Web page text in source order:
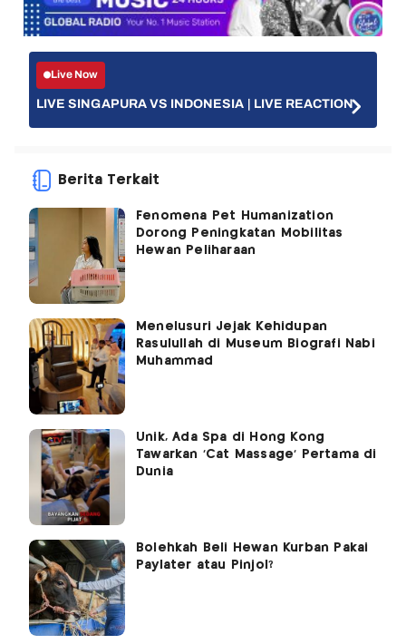
Live Now
LIVE SINGAPURA VS INDONESIA | LIVE REACTION
Berita Terkait
Fenomena Pet Humanization
Dorong Peningkatan Mobilitas
Hewan Peliharaan
Menelusuri Jejak Kehidupan
Rasulullah di Museum Biografi Nabi
Muhammad
Unik, Ada Spa di Hong Kong
Tawarkan 'Cat Massage' Pertama di
Dunia
Bolehkah Beli Hewan Kurban Pakai
Paylater atau Pinjol?